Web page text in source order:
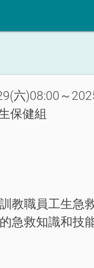
六)08:00～
保健組
教職員工生急
急救知識和技